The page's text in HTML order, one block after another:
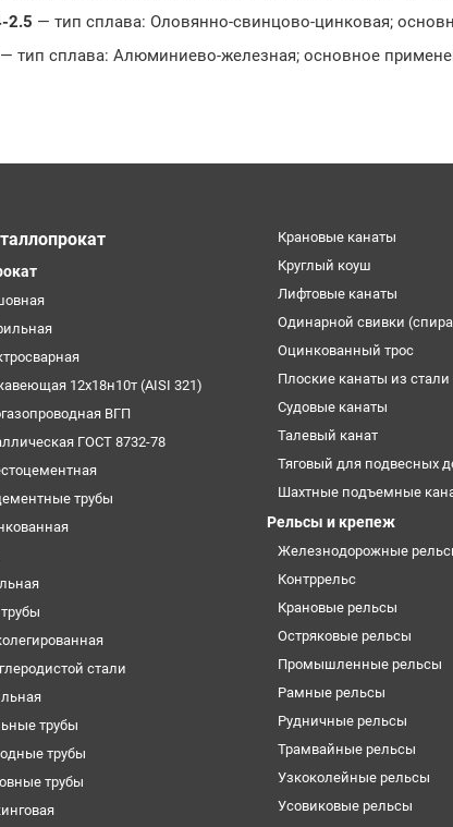
2.5 — тип сплава: Оловянно-свинцово-цинковая;
— тип сплава: Алюминиево-железная; основное
12х18н10т (AISI 321)
ВГП
ГОСТ 8732-78
трубы
стали
трубы
трубы
трубы
Крановые канаты
Круглый коуш
Лифтовые канаты
Одинарной свивки
Оцинкованный трос
Плоские канаты из стали
Судовые канаты
Талевый канат
Тяговый для подвесных
Шахтные подъемные
Рельсы и крепеж
Железнодорожные
Контррельс
Крановые рельсы
Остряковые рельсы
Промышленные рельсы
Рамные рельсы
Рудничные рельсы
Трамвайные рельсы
Узкоколейные рельсы
Усовиковые рельсы